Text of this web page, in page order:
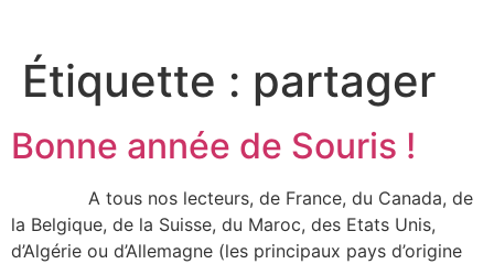
Étiquette : partager
Bonne année de Souris !
A tous nos lecteurs, de France, du Canada, de
la Belgique, de la Suisse, du Maroc, des Etats Unis,
d’Algérie ou d’Allemagne (les principaux pays d’origine